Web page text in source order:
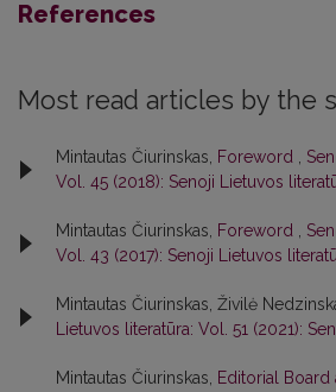
References
Most read articles by the
Mintautas Čiurinskas, Foreword ,
Vol. 45 (2018): Senoji Lietuvos
Mintautas Čiurinskas, Foreword ,
Vol. 43 (2017): Senoji Lietuvos
Mintautas Čiurinskas, Živilė
Lietuvos literatūra: Vol. 51 (2021):
Mintautas Čiurinskas, Editorial